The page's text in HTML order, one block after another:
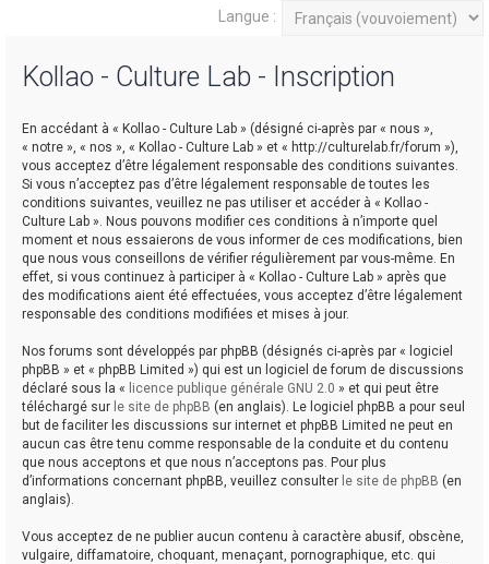
Langue :
Kollao - Culture Lab - Inscription
En accédant à « Kollao - Culture Lab » (désigné ci-après par « nous »,
« notre », « nos », « Kollao - Culture Lab » et « http://culturelab.fr/forum »),
vous acceptez d’être légalement responsable des conditions suivantes.
Si vous n’acceptez pas d’être légalement responsable de toutes les
conditions suivantes, veuillez ne pas utiliser et accéder à « Kollao -
Culture Lab ». Nous pouvons modifier ces conditions à n’importe quel
moment et nous essaierons de vous informer de ces modifications, bien
que nous vous conseillons de vérifier régulièrement par vous-même. En
effet, si vous continuez à participer à « Kollao - Culture Lab » après que
des modifications aient été effectuées, vous acceptez d’être légalement
responsable des conditions modifiées et mises à jour.
Nos forums sont développés par phpBB (désignés ci-après par « logiciel
phpBB » et « phpBB Limited ») qui est un logiciel de forum de discussions
déclaré sous la « licence publique générale GNU 2.0 » et qui peut être
téléchargé sur le site de phpBB (en anglais). Le logiciel phpBB a pour seul
but de faciliter les discussions sur internet et phpBB Limited ne peut en
aucun cas être tenu comme responsable de la conduite et du contenu
que nous acceptons et que nous n’acceptons pas. Pour plus
d’informations concernant phpBB, veuillez consulter le site de phpBB (en
anglais).
Vous acceptez de ne publier aucun contenu à caractère abusif, obscène,
vulgaire, diffamatoire, choquant, menaçant, pornographique, etc. qui